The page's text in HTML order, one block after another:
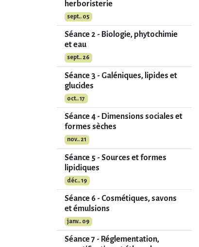
herboristerie
sept.. 05
Séance 2 - Biologie, phytochimie
et eau
sept.. 26
Séance 3 - Galéniques, lipides et
glucides
oct.. 17
Séance 4 - Dimensions sociales et
formes sèches
nov.. 21
Séance 5 - Sources et formes
lipidiques
déc.. 19
Séance 6 - Cosmétiques, savons
et émulsions
janv.. 09
Séance 7 - Réglementation,